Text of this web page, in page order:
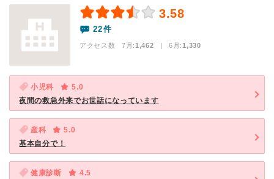
3.58
22件
アクセス数 7月:1,462 | 6月:1,330
小児科
5.0
夜間の救急外来でお世話になっています
産科
5.0
基本自分で！
健康診断
4.5